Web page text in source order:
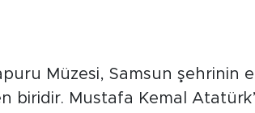
Müzesi, Samsun şehrinin
biridir. Mustafa Kemal